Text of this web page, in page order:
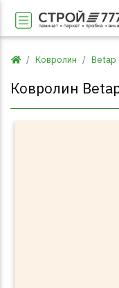
Ковролин Betap
Ковролин